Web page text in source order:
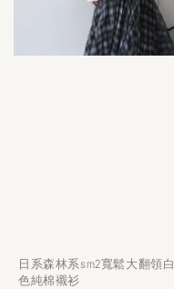
日系森林系sm2寬鬆大翻領白
色純棉襯衫